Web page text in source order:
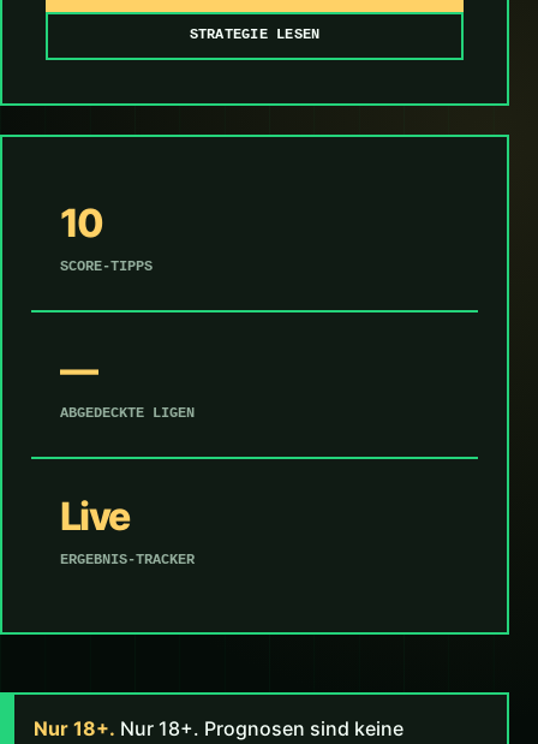
STRATEGIE LESEN
10
SCORE-TIPPS
—
ABGEDECKTE LIGEN
Live
ERGEBNIS-TRACKER
Nur 18+. Nur 18+. Prognosen sind keine